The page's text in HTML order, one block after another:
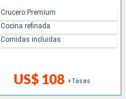
US$ 108 +Tasas
Crucero Premium
Cocina refinada
Comidas incluidas